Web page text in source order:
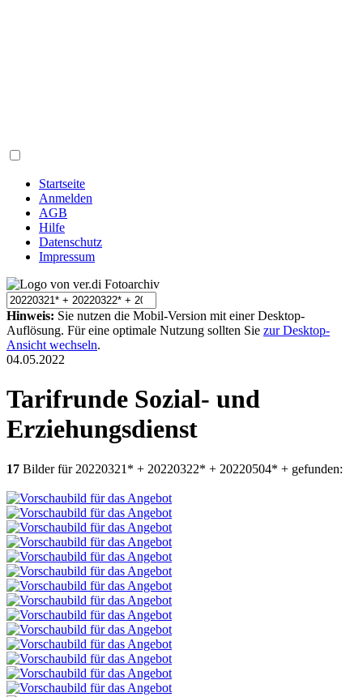
Startseite
Anmelden
AGB
Hilfe
Datenschutz
Impressum
Hinweis: Sie nutzen die Mobil-Version mit einer Desktop-
Auflösung. Für eine optimale Nutzung sollten Sie zur Desktop-
Ansicht wechseln.
04.05.2022
Tarifrunde Sozial- und
Erziehungsdienst
17 Bilder für 20220321* + 20220322* + 20220504* + gefunden: